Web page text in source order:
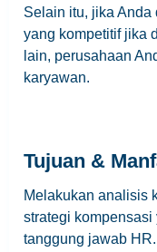
Selain itu, jika Anda
yang kompetitif jika
lain, perusahaan
karyawan.
Tujuan &
Melakukan analisis
strategi
tanggung jawab